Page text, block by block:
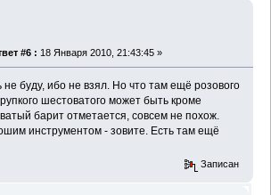
#6 : 18 Января 2010, 21:43:45 »
не буду, ибо не взял. Но что там ещё розового
шестоватого может быть кроме
барит отметается, совсем не похож.
инструментом - зовите. Есть там ещё
Записан